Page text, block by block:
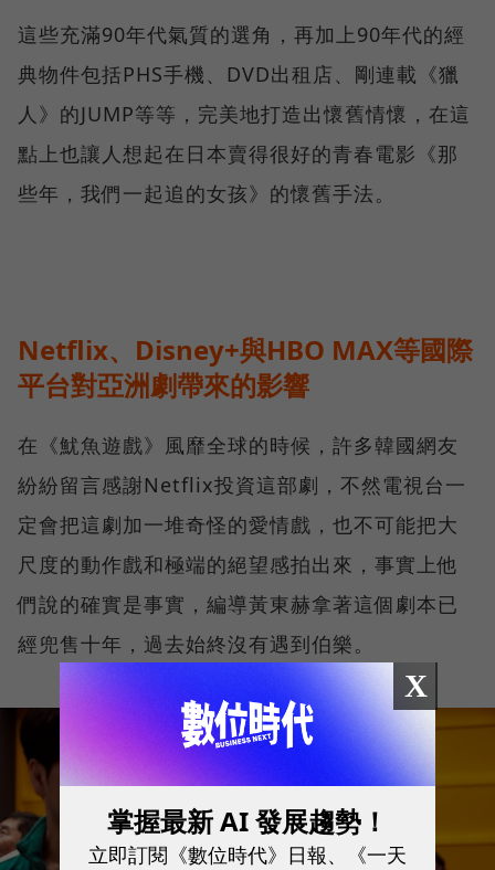
這些充滿90年代氣質的選角，再加上90年代的經
典物件包括PHS手機、DVD出租店、剛連載《獵
人》的JUMP等等，完美地打造出懷舊情懷，在這
點上也讓人想起在日本賣得很好的青春電影《那
些年，我們一起追的女孩》的懷舊手法。
Netflix、Disney+與HBO MAX等國際
平台對亞洲劇帶來的影響
在《魷魚遊戲》風靡全球的時候，許多韓國網友
紛紛留言感謝Netflix投資這部劇，不然電視台一
定會把這劇加一堆奇怪的愛情戲，也不可能把大
尺度的動作戲和極端的絕望感拍出來，事實上他
們說的確實是事實，編導黃東赫拿著這個劇本已
經兜售十年，過去始終沒有遇到伯樂。
X
掌握最新 AI 發展趨勢！
立即訂閱《數位時代》日報、《一天